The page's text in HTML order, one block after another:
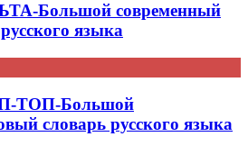
Большой современный
языка
ТОП-Большой
словарь русского языка